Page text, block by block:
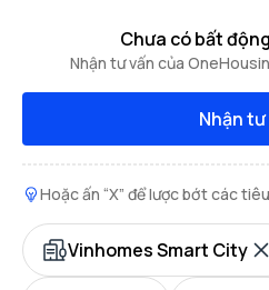
Chưa có bất
Nhận tư vấn của
Nhận tư
Hoặc ấn “X” để lược bớt các
Vinhomes Smart City